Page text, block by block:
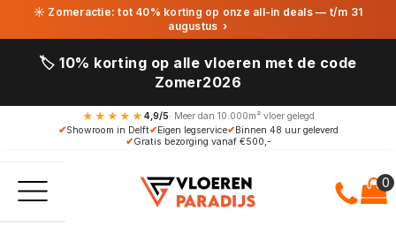
☀ Zomeractie: tot 40% korting op onze all-in deals — t/m 31
augustus ›
🏷️ 10% korting op alle vloeren met de code
Zomer2026
★★★★★ 4,9/5· Meer dan 10.000m² vloer gelegd
✔Showroom in Delft✔Eigen legservice✔Binnen 48 uur geleverd
✔Gratis bezorging vanaf €500,-